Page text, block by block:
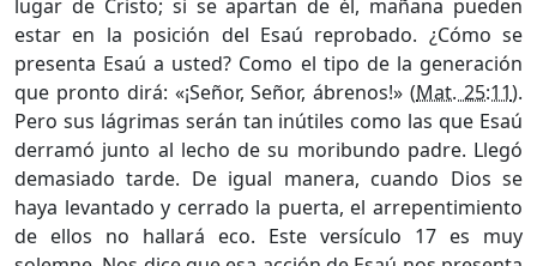
lugar de Cristo; si se apartan de él, mañana pueden
estar en la posición del Esaú reprobado. ¿Cómo se
presenta Esaú a usted? Como el tipo de la generación
que pronto dirá: «¡Señor, Señor, ábrenos!» (Mat. 25:11).
Pero sus lágrimas serán tan inútiles como las que Esaú
derramó junto al lecho de su moribundo padre. Llegó
demasiado tarde. De igual manera, cuando Dios se
haya levantado y cerrado la puerta, el arrepentimiento
de ellos no hallará eco. Este versículo 17 es muy